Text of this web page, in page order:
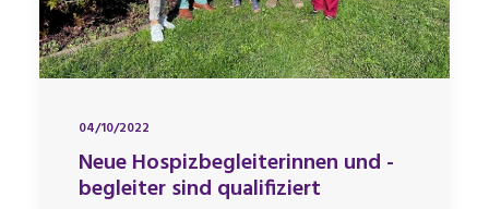
04/10/2022
Neue Hospizbegleiterinnen und -
begleiter sind qualifiziert